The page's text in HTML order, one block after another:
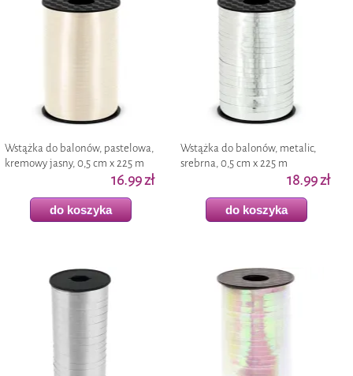
Wstążka do balonów, pastelowa,
kremowy jasny, 0,5 cm x 225 m
16.99 zł
do koszyka
Wstążka do balonów, metalic,
srebrna, 0,5 cm x 225 m
18.99 zł
do koszyka